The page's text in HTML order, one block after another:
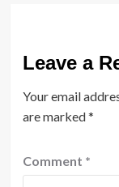
Leave a
Your email
are marked*
Comment *